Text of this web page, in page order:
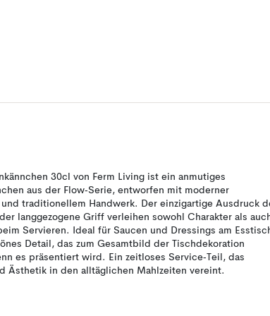
30cl von Ferm Living ist ein anmutiges
aus der Flow‑Serie, entworfen mit moderner
traditionellem Handwerk. Der einzigartige Ausdruck
langgezogene Griff verleihen sowohl Charakter als
Servieren. Ideal für Saucen und Dressings am
Detail, das zum Gesamtbild der Tischdekoration
es präsentiert wird. Ein zeitloses Service‑Teil, das
Ästhetik in den alltäglichen Mahlzeiten vereint.